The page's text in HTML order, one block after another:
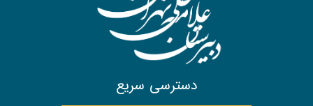
دسترسی سریع